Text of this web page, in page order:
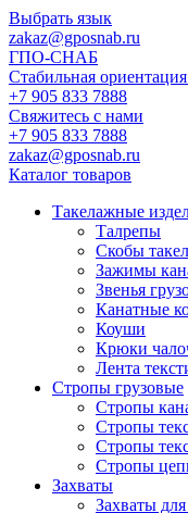
Выбрать язык
zakaz@gposnab.ru
ГПО-СНАБ
Стабильная
+7 905 833 7888
Свяжитесь с нами
+7 905 833 7888
zakaz@gposnab.ru
Каталог товаров
Такелажные
Талрепы
Скобы
Зажимы
Звенья
Канатные
Коуши
Крюки
Лента
Стропы грузовые
Стропы
Стропы
Стропы
Стропы
Захваты
Захваты